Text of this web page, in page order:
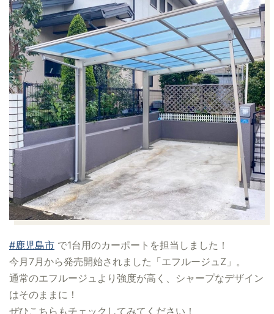
#鹿児島市 で1台用のカーポートを担当しました！
今月7月から発売開始されました「エフルージュZ」。
通常のエフルージュより強度が高く、シャープなデザイン
はそのままに！
ぜひこちらもチェックしてみてください！